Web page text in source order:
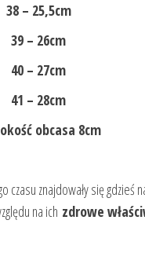
38 – 25,5cm
39 – 26cm
40 – 27cm
41 – 28cm
obcasa 8cm
czasu znajdowały się gdzieś
na ich zdrowe